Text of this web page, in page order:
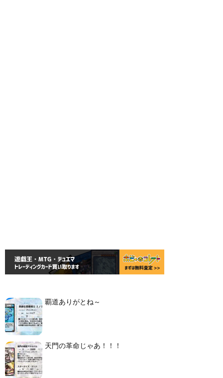
覇道ありがとね～
天門の革命じゃあ！！！